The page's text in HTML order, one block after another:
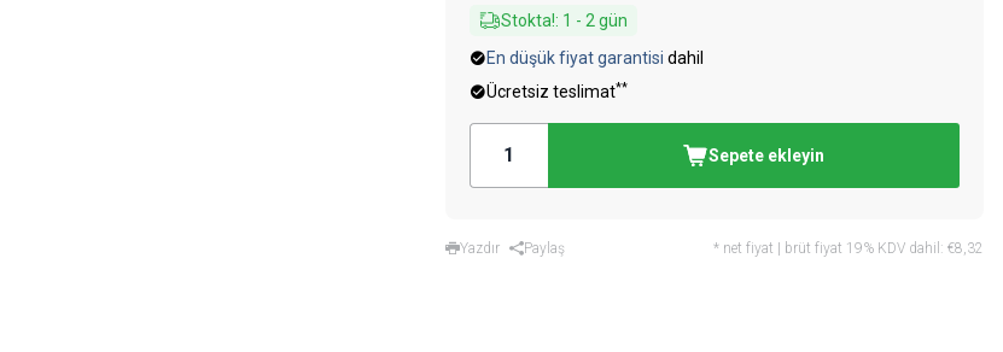
Stokta!: 1 - 2 gün
En düşük fiyat garantisi dahil
Ücretsiz teslimat**
Sepete ekleyin
Yazdır Paylaş * net fiyat | brüt fiyat 19% KDV dahil: €8,32